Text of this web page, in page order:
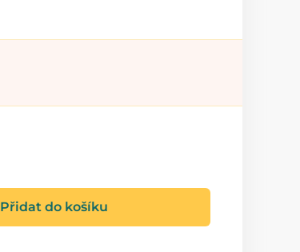
Přidat do košíku